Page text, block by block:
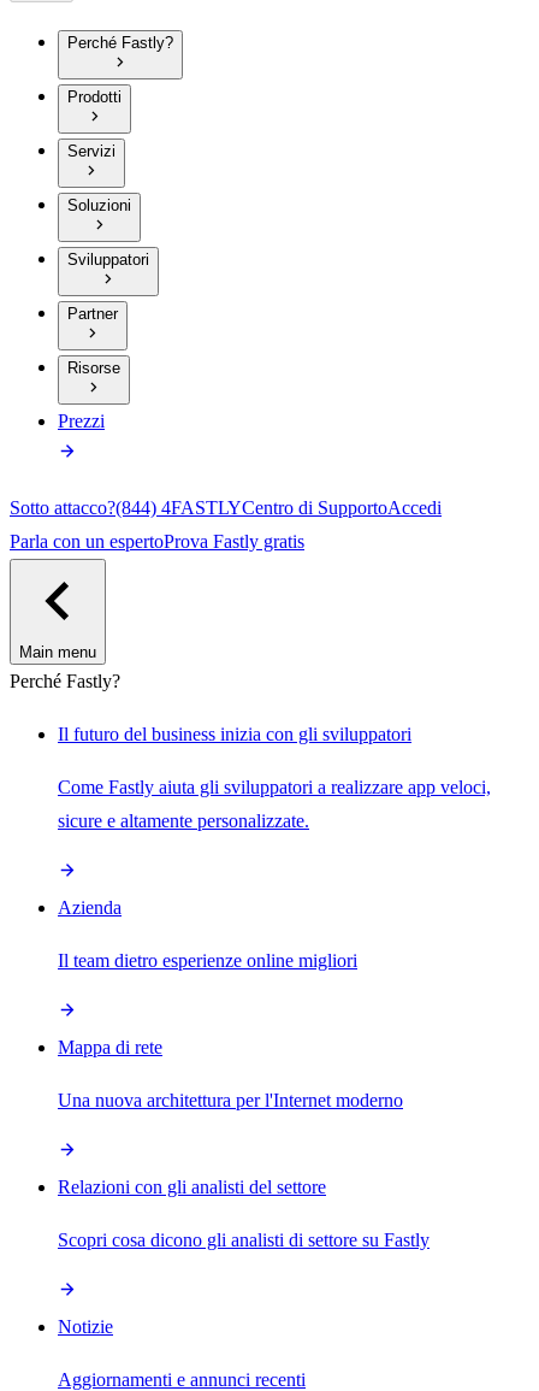
Perché Fastly?
Prodotti
Servizi
Soluzioni
Sviluppatori
Partner
Risorse
Prezzi
Sotto attacco?(844) 4FASTLYCentro di SupportoAccedi
Parla con un espertoProva Fastly gratis
Main menu
Perché Fastly?
Il futuro del business inizia con gli sviluppatori
Come Fastly aiuta gli sviluppatori a realizzare app veloci,
sicure e altamente personalizzate.
Azienda
Il team dietro esperienze online migliori
Mappa di rete
Una nuova architettura per l'Internet moderno
Relazioni con gli analisti del settore
Scopri cosa dicono gli analisti di settore su Fastly
Notizie
Aggiornamenti e annunci recenti